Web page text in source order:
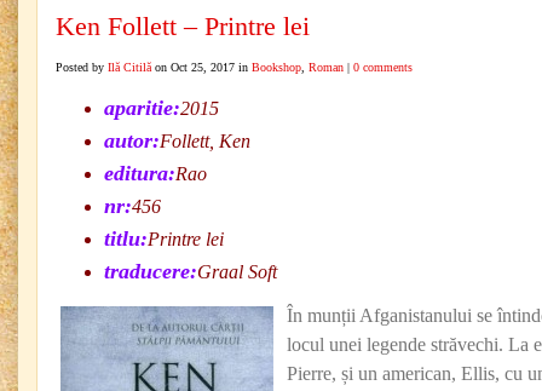
Ken Follett – Printre lei
Posted by Ilă Citilă on Oct 25, 2017 in Bookshop Roman | 0 comments
aparitie:2015
autor:Follett, Ken
editura:Rao
nr:456
titlu:Printre lei
traducere:Graal Soft
În munții Afganistanului se
locul unei legende străvechi. La
Pierre, și un american, Ellis, cu